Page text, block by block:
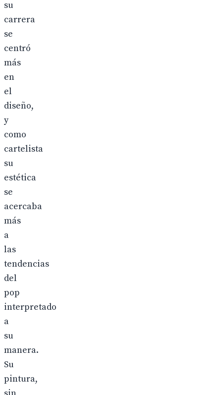
su
carrera
se
centró
más
en
el
diseño,
y
como
cartelista
su
estética
se
acercaba
más
a
las
tendencias
del
pop
interpretado
a
su
manera.
Su
pintura,